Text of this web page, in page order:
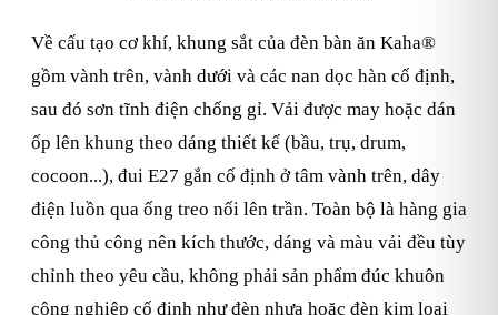
Về cấu tạo cơ khí, khung sắt của đèn bàn ăn Kaha®
gồm vành trên, vành dưới và các nan dọc hàn cố định,
sau đó sơn tĩnh điện chống gỉ. Vải được may hoặc dán
ốp lên khung theo dáng thiết kế (bầu, trụ, drum,
cocoon...), đui E27 gắn cố định ở tâm vành trên, dây
điện luồn qua ống treo nối lên trần. Toàn bộ là hàng gia
công thủ công nên kích thước, dáng và màu vải đều tùy
chỉnh theo yêu cầu, không phải sản phẩm đúc khuôn
công nghiệp cố định như đèn nhựa hoặc đèn kim loại